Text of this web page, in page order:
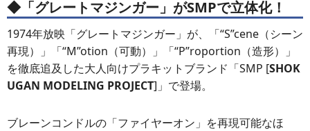
◆「グレートマジンガー」がSMPで立体化！
1974年放映「グレートマジンガー」が、「“S”cene（シーン
再現）」「“M”otion（可動）」「“P”roportion（造形）」
を徹底追及した大人向けプラキットブランド「SMP [SHOK
UGAN MODELING PROJECT]」で登場。
ブレーンコンドルの「ファイヤーオン」を再現可能なほ